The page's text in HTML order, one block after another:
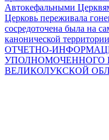
Автокефальными
Церковь переживала
сосредоточена была на
канонической
ОТЧЕТНО-
УПОЛНОМОЧЕННОГО
ВЕЛИКОЛУКСКОЙ